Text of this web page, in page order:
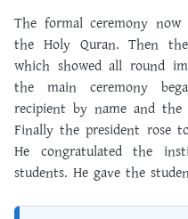
The formal ceremony
the Holy Quran. Then
which showed all round
the main ceremony
recipient by name and the
Finally the president rose
He congratulated the
students. He gave the